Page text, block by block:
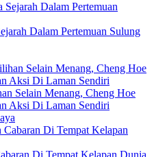
Dalam Pertemuan Sulung
Selain Menang, Cheng Hoe
Aksi Di Laman Sendiri
Di Tempat Kelapan Dunia